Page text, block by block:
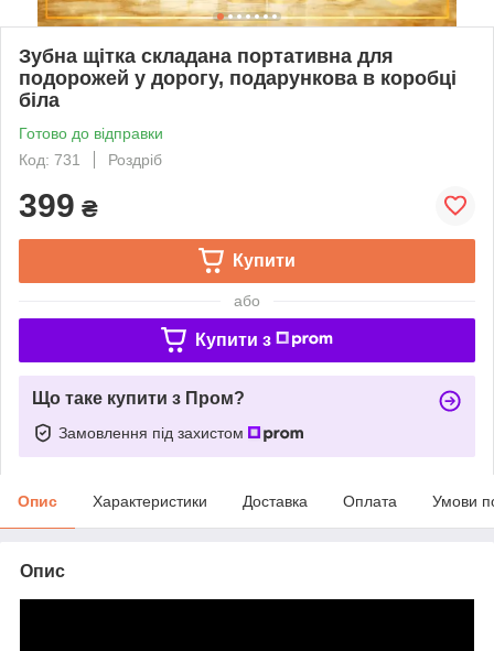
Зубна щітка складана портативна для
подорожей у дорогу, подарункова в коробці
біла
Готово до відправки
Код: 731
Роздріб
399 ₴
Купити
або
Купити з
Що таке купити з Пром?
Замовлення під захистом
Опис Характеристики Доставка Оплата Умови
Опис